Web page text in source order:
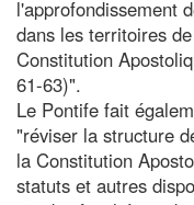
l'approfondissement
dans les territoires
Constitution
61-63)".
Le Pontife fait
"réviser la structure
la Constitution
statuts et autres